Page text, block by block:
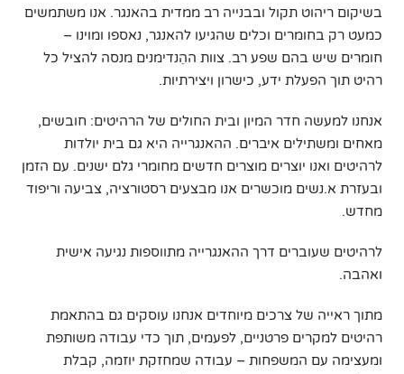
בשיקום ריהוט תקול ובבנייה רב ממדית בהאנגר. אנו משתמשים
כמעט רק בחומרים וכלים שהגיעו להאנגר, נאספו ומוינו –
חומרים שיש בהם שפע רב. צוות ההֵנדימנים מנסה להציל כל
רהיט תוך הפעלת ידע, כישרון ויצירתיות.
אנחנו למעשה חדר המיון ובית החולים של הרהיטים: חובשים,
מאחים ומשתילים איברים. ההאנגרייה היא גם בית יולדות
לרהיטים ואנו יוצרים מוצרים חדשים מחומרי גלם ישנים. עם הזמן
ובעזרת א.נשים מוכשרים אנו מבצעים רסטורציה, צביעה וריפוד
מחדש.
לרהיטים שעוברים דרך ההאנגרייה מתווספות נגיעה אישית
ואהבה.
מתוך ראייה של צרכים מיוחדים אנחנו עוסקים גם בהתאמת
רהיטים למקרים פרטניים, לפעמים, תוך כדי עבודה משותפת
ומעצימה עם המשפחות – עבודה שמחזקת יוזמה, קבלת